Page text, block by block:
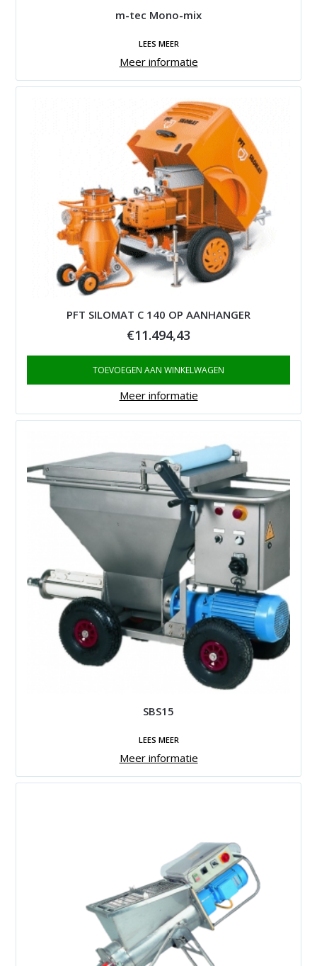
m-tec Mono-mix
LEES MEER
Meer informatie
PFT SILOMAT C 140 OP AANHANGER
€11.494,43
TOEVOEGEN AAN WINKELWAGEN
Meer informatie
SBS15
LEES MEER
Meer informatie